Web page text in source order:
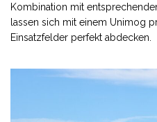
Kombination mit
lassen sich mit einem Unimog
Einsatzfelder perfekt abdecken.